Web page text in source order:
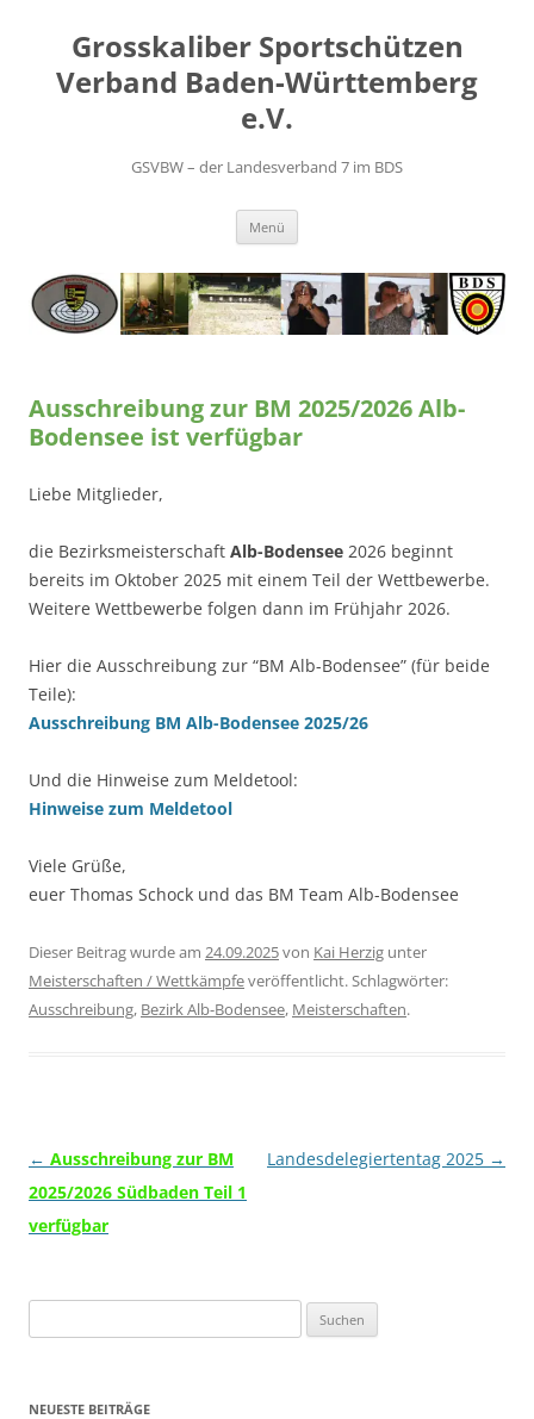
springenGrosskaliber Sportschützen
Verband Baden-Württemberg
e.V.
GSVBW – der Landesverband 7 im BDS
Menü
Ausschreibung zur BM 2025/2026 Alb-
Bodensee ist verfügbar
Liebe Mitglieder,
die Bezirksmeisterschaft Alb-Bodensee 2026 beginnt
bereits im Oktober 2025 mit einem Teil der Wettbewerbe.
Weitere Wettbewerbe folgen dann im Frühjahr 2026.
Hier die Ausschreibung zur “BM Alb-Bodensee” (für beide
Teile):
Ausschreibung BM Alb-Bodensee 2025/26
Und die Hinweise zum Meldetool:
Hinweise zum Meldetool
Viele Grüße,
euer Thomas Schock und das BM Team Alb-Bodensee
Dieser Beitrag wurde am 24.09.2025von Kai Herzig unter
Meisterschaften / Wettkämpfeveröffentlicht. Schlagwörter:
Ausschreibung, Bezirk Alb-Bodensee, Meisterschaften.
Beitragsnavigation
← Ausschreibung zur BM
2025/2026 Südbaden Teil 1
verfügbar
Landesdelegiertentag 2025 →
nach:
NEUESTE BEITRÄGE